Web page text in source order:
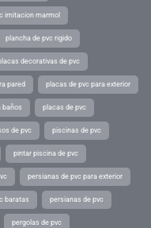
imitacion marmol
plancha de pvc rigido
decorativas de pvc
pared placas de pvc para exterior
baños placas de pvc
de pvc piscinas de pvc
pintar piscina de pvc
persianas de pvc para exterior
baratas persianas de pvc
pergolas de pvc